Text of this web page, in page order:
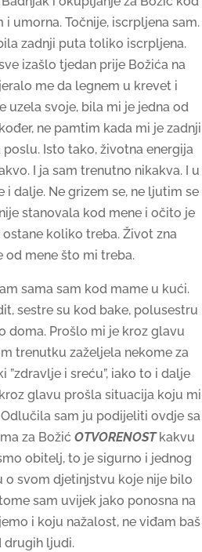
i umorna. Točnije, iscrpljena sam.
zadnji puta toliko iscrpljena.
izašlo tjedan prije Božića na
me da legnem u krevet i
uzela svoje, bila mi je jedna od
ne pamtim kada mi je zadnji
Isto tako, životna energija
I ja sam trenutno nikakva. I u
i dalje. Ne grizem se, ne ljutim se
stanovala kod mene i očito je
ostane koliko treba. Život zna
od mene što mi treba.
sama sam kod mame u kući.
sestre su kod bake, polusestru
doma. Prošlo mi je kroz glavu
trenutku zaželjela nekome za
”zdravlje i sreću”, iako to i dalje
glavu prošla situacija koju mi
sam ju podijeliti ovdje sa
za Božić OTVORENOSTkakvu
obitelj, to je sigurno i jednog
o svom djetinjstvu koje nije bilo
sam uvijek jako ponosna na
i koju nažalost, ne viđam baš
drugih ljudi.